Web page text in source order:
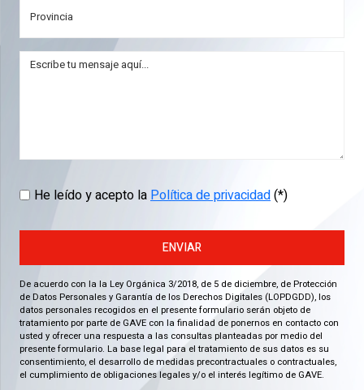
He leído y acepto laPolítica de privacidad(*)
ENVIAR
De acuerdo con la la Ley Orgánica 3/2018, de 5 de diciembre, de Protección
de Datos Personales y Garantía de los Derechos Digitales (LOPDGDD), los
datos personales recogidos en el presente formulario serán objeto de
tratamiento por parte de GAVE con la finalidad de ponernos en contacto con
usted y ofrecer una respuesta a las consultas planteadas por medio del
presente formulario. La base legal para el tratamiento de sus datos es su
consentimiento, el desarrollo de medidas precontractuales o contractuales,
el cumplimiento de obligaciones legales y/o el interés legítimo de GAVE.